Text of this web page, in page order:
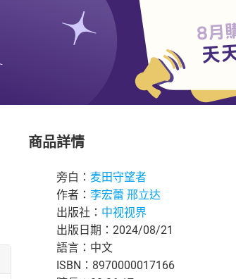
商品詳情
旁白： 麦田守望者
作者： 李宏蕾 邢立达
出版社： 中视视界
出版日期：2024/08/21
語言：中文
ISBN：8970000017166